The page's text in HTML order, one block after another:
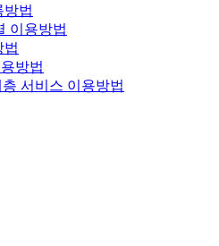
방법
이용방법
법
방법
서비스 이용방법